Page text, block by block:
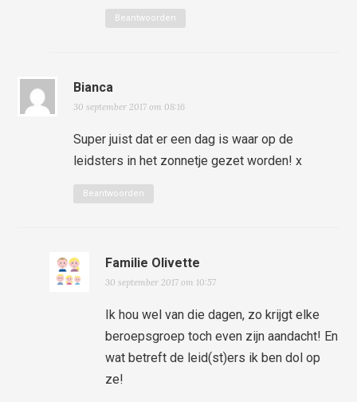
Beantwoorden
Bianca
30 september 2017 om 08:16
Super juist dat er een dag is waar op de
leidsters in het zonnetje gezet worden! x
Beantwoorden
Familie Olivette
30 september 2017 om 10:57
Ik hou wel van die dagen, zo krijgt elke
beroepsgroep toch even zijn aandacht! En
wat betreft de leid(st)ers ik ben dol op
ze!